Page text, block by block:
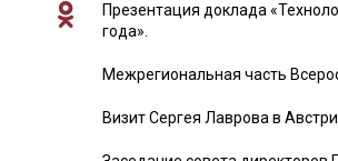
Презентация доклада
года».
Межрегиональная часть
Визит Сергея Лаврова в